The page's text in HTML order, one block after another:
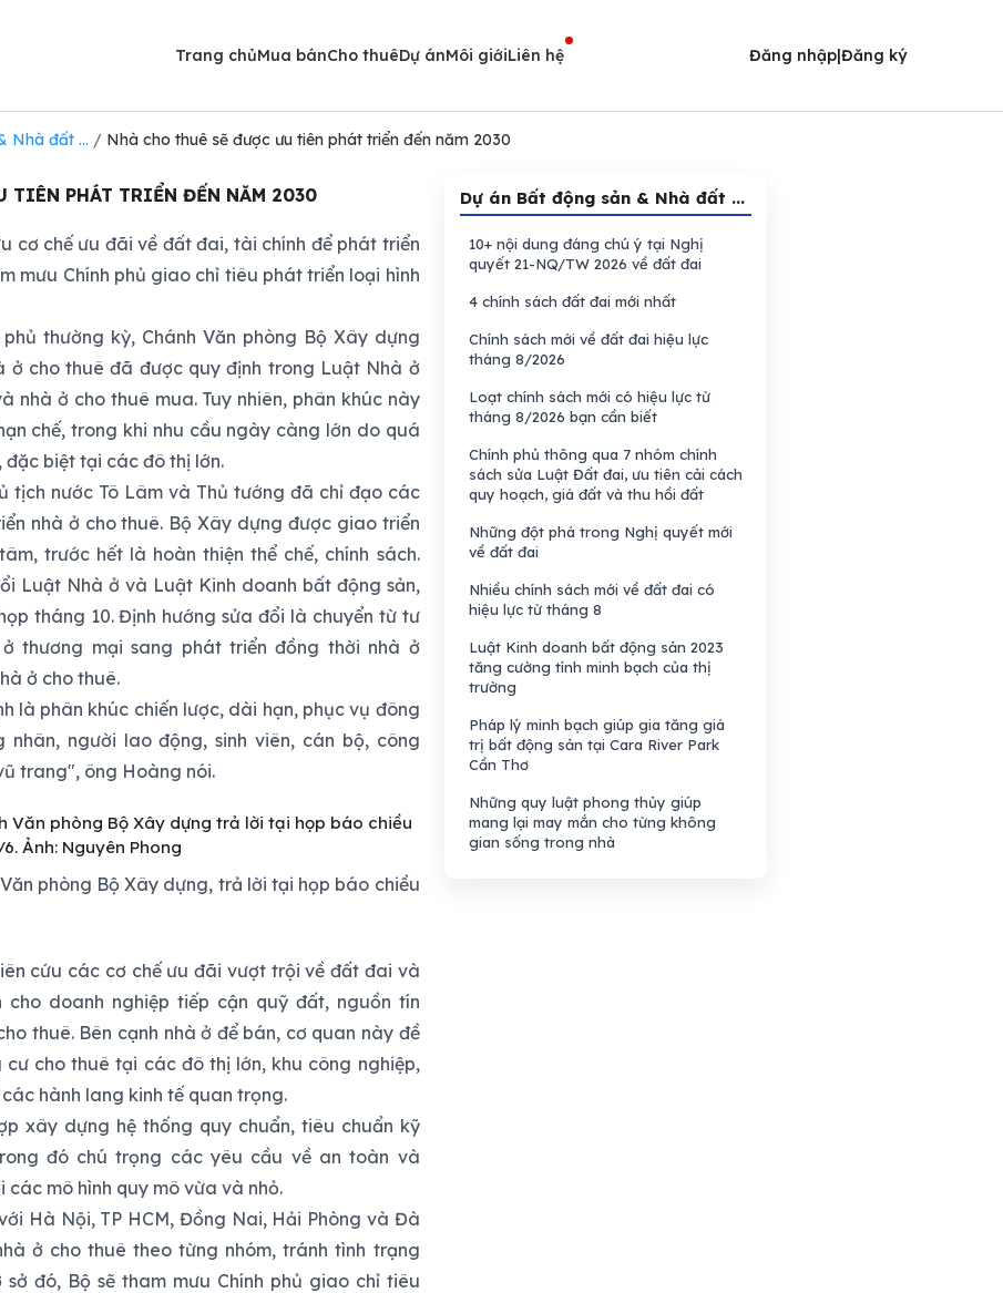
Trang chủMua bánCho thuêDự ánMôi giớiLiên hệ Đăng nhập|Đăng ký
Nhà đất ... / Nhà cho thuê sẽ được ưu tiên phát triển đến năm 2030
TIÊN PHÁT TRIỂN ĐẾN NĂM 2030
cơ chế ưu đãi về đất đai, tài chính để phát triển
mưu Chính phủ giao chỉ tiêu phát triển loại hình
thường kỳ, Chánh Văn phòng Bộ Xây dựng
ở cho thuê đã được quy định trong Luật Nhà ở
nhà ở cho thuê mua. Tuy nhiên, phân khúc này
chế, trong khi nhu cầu ngày càng lớn do quá
biệt tại các đô thị lớn.
tịch nước Tô Lâm và Thủ tướng đã chỉ đạo các
nhà ở cho thuê. Bộ Xây dựng được giao triển
trước hết là hoàn thiện thể chế, chính sách.
Luật Nhà ở và Luật Kinh doanh bất động sản,
tháng 10. Định hướng sửa đổi là chuyển từ tư
thương mại sang phát triển đồng thời nhà ở
ở cho thuê.
là phân khúc chiến lược, dài hạn, phục vụ đông
người lao động, sinh viên, cán bộ, công
trang", ông Hoàng nói.
phòng Bộ Xây dựng, trả lời tại họp báo chiều
cứu các cơ chế ưu đãi vượt trội về đất đai và
cho doanh nghiệp tiếp cận quỹ đất, nguồn tín
thuê. Bên cạnh nhà ở để bán, cơ quan này đề
cho thuê tại các đô thị lớn, khu công nghiệp,
hành lang kinh tế quan trọng.
xây dựng hệ thống quy chuẩn, tiêu chuẩn kỹ
đó chú trọng các yêu cầu về an toàn và
mô hình quy mô vừa và nhỏ.
Hà Nội, TP HCM, Đồng Nai, Hải Phòng và Đà
ở cho thuê theo từng nhóm, tránh tình trạng
đó, Bộ sẽ tham mưu Chính phủ giao chỉ tiêu
Dự án Bất động sản & Nhà đất ...
10+ nội dung đáng chú ý tại Nghị
quyết 21-NQ/TW 2026 về đất đai
4 chính sách đất đai mới nhất
Chính sách mới về đất đai hiệu lực
tháng 8/2026
Loạt chính sách mới có hiệu lực từ
tháng 8/2026 bạn cần biết
Chính phủ thông qua 7 nhóm chính
sách sửa Luật Đất đai, ưu tiên cải cách
quy hoạch, giá đất và thu hồi đất
Những đột phá trong Nghị quyết mới
về đất đai
Nhiều chính sách mới về đất đai có
hiệu lực từ tháng 8
Luật Kinh doanh bất động sản 2023
tăng cường tính minh bạch của thị
trường
Pháp lý minh bạch giúp gia tăng giá
trị bất động sản tại Cara River Park
Cần Thơ
Những quy luật phong thủy giúp
mang lại may mắn cho từng không
gian sống trong nhà